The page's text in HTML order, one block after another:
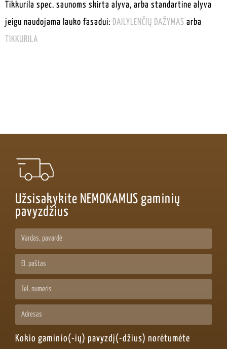
Tikkurila spec. saunoms skirta alyva, arba standartine alyva
jeigu naudojama lauko fasadui: DAILYLENČIŲ DAŽYMAS arba
TIKKURILA
Užsisakykite NEMOKAMUS gaminių
pavyzdžius
Kokio gaminio(-ių) pavyzdį(-džius) norėtumėte